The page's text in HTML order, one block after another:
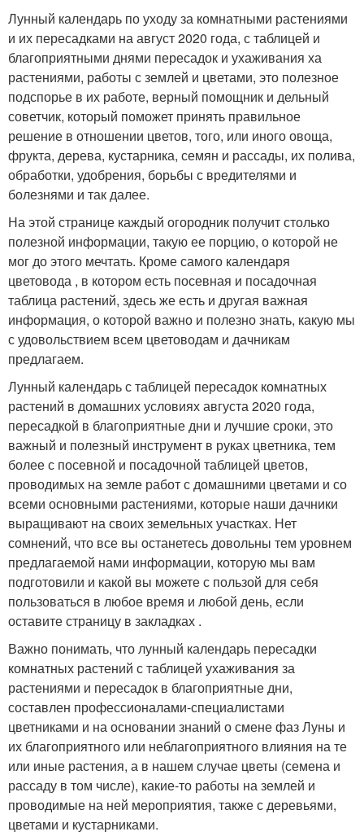
Лунный календарь по уходу за комнатными растениями
и их пересадками на август 2020 года, с таблицей и
благоприятными днями пересадок и ухаживания ха
растениями, работы с землей и цветами, это полезное
подспорье в их работе, верный помощник и дельный
советчик, который поможет принять правильное
решение в отношении цветов, того, или иного овоща,
фрукта, дерева, кустарника, семян и рассады, их полива,
обработки, удобрения, борьбы с вредителями и
болезнями и так далее.
На этой странице каждый огородник получит столько
полезной информации, такую ее порцию, о которой не
мог до этого мечтать. Кроме самого календаря
цветовода , в котором есть посевная и посадочная
таблица растений, здесь же есть и другая важная
информация, о которой важно и полезно знать, какую мы
с удовольствием всем цветоводам и дачникам
предлагаем.
Лунный календарь с таблицей пересадок комнатных
растений в домашних условиях августа 2020 года,
пересадкой в благоприятные дни и лучшие сроки, это
важный и полезный инструмент в руках цветника, тем
более с посевной и посадочной таблицей цветов,
проводимых на земле работ с домашними цветами и со
всеми основными растениями, которые наши дачники
выращивают на своих земельных участках. Нет
сомнений, что все вы останетесь довольны тем уровнем
предлагаемой нами информации, которую мы вам
подготовили и какой вы можете с пользой для себя
пользоваться в любое время и любой день, если
оставите страницу в закладках .
Важно понимать, что лунный календарь пересадки
комнатных растений с таблицей ухаживания за
растениями и пересадок в благоприятные дни,
составлен профессионалами-специалистами
цветниками и на основании знаний о смене фаз Луны и
их благоприятного или неблагоприятного влияния на те
или иные растения, а в нашем случае цветы (семена и
рассаду в том числе), какие-то работы на землей и
проводимые на ней мероприятия, также с деревьями,
цветами и кустарниками.